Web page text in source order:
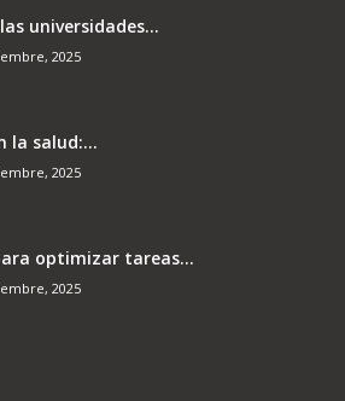
universidades...
2025
la salud:...
2025
optimizar tareas...
2025